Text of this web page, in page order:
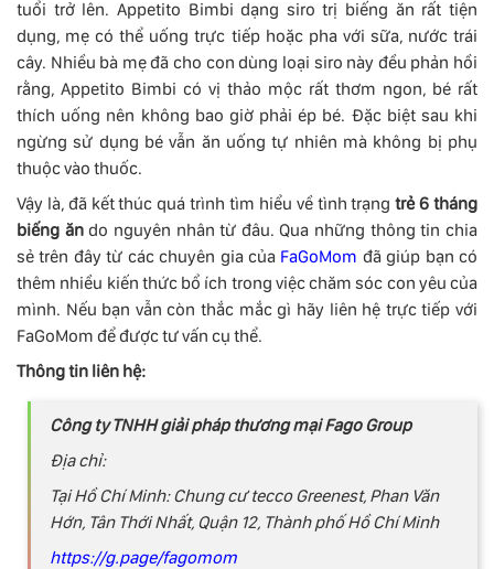
tuổi trở lên. Appetito Bimbi dạng siro trị biếng ăn rất tiện
dụng, mẹ có thể uống trực tiếp hoặc pha với sữa, nước trái
cây. Nhiều bà mẹ đã cho con dùng loại siro này đều phản hồi
rằng, Appetito Bimbi có vị thảo mộc rất thơm ngon, bé rất
thích uống nên không bao giờ phải ép bé. Đặc biệt sau khi
ngừng sử dụng bé vẫn ăn uống tự nhiên mà không bị phụ
thuộc vào thuốc.
Vậy là, đã kết thúc quá trình tìm hiểu về tình trạngtrẻ 6 tháng
biếng ăndo nguyên nhân từ đâu. Qua những thông tin chia
sẻ trên đây từ các chuyên gia của FaGoMom đã giúp bạn có
thêm nhiều kiến thức bổ ích trong việc chăm sóc con yêu của
mình. Nếu bạn vẫn còn thắc mắc gì hãy liên hệ trực tiếp với
FaGoMom để được tư vấn cụ thể.
Thông tin liên hệ:
Công ty TNHH giải pháp thương mại Fago Group
Địa chỉ:
Tại Hồ Chí Minh: Chung cư tecco Greenest, Phan Văn
Hớn, Tân Thới Nhất, Quận 12, Thành phố Hồ Chí Minh
https://g.page/fagomom